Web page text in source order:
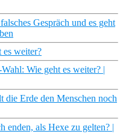
Gespräch und es geht
es weiter?
Wie geht es weiter? |
die Erde den Menschen noch
enden, als Hexe zu gelten? |